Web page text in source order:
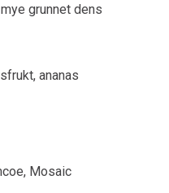
grunnet dens
ananas
Mosaic